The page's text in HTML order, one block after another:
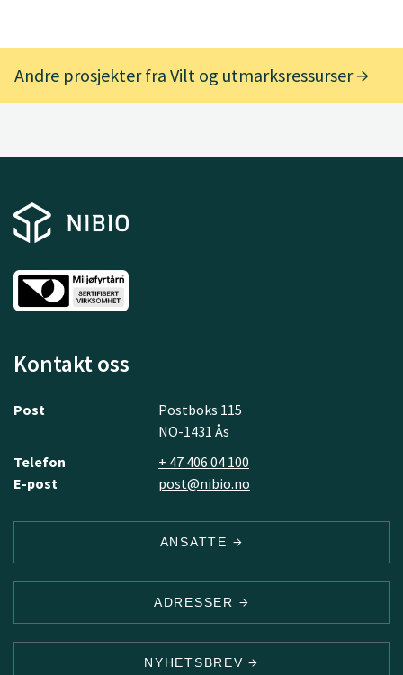
Andre prosjekter fra Vilt og utmarksressurser
Kontakt oss
Post
Postboks 115
NO-1431 Ås
Telefon
+ 47 406 04 100
E-post
post@nibio.no
ANSATTE
ADRESSER
NYHETSBREV